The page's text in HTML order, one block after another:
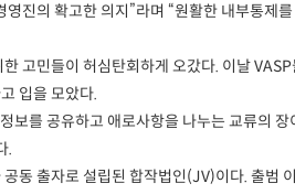
진의 확고한 의지”라며 “원활한 내부통
고민들이 허심탄회하게 오갔다. 이날
입을 모았다.
보를 공유하고 애로사항을 나누는 교류의
.
동 출자로 설립된 합작법인(JV)이다. 출